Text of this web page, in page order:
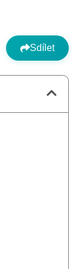
Sdílet